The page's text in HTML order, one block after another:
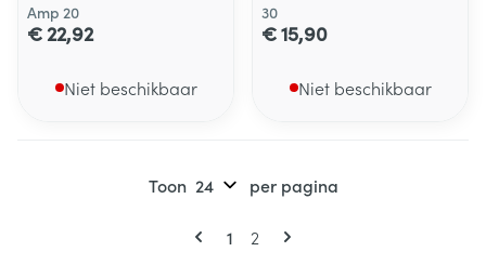
Amp 20
€ 22,92
Niet beschikbaar
30
€ 15,90
Niet beschikbaar
Pagina's
U lees momenteel pagina
1 Pagina
2
Toon per pagina